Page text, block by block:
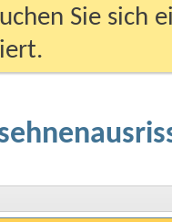
Sie sich